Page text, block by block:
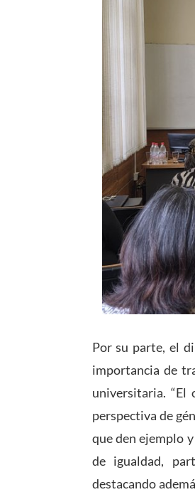
Por su parte, el
importancia de
universitaria. “El
perspectiva de
que den ejemplo
de igualdad,
destacando